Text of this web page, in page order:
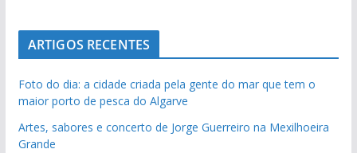
ARTIGOS RECENTES
Foto do dia: a cidade criada pela gente do mar que tem o
maior porto de pesca do Algarve
Artes, sabores e concerto de Jorge Guerreiro na Mexilhoeira
Grande